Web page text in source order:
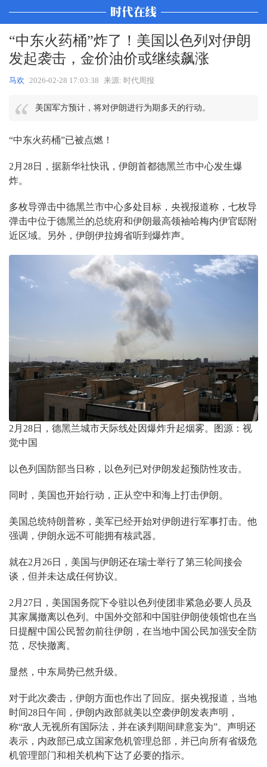
“中东火药桶”炸了！美国以色列对伊朗
发起袭击，金价油价或继续飙涨
马欢 2026-02-28 17:03:38 来源: 时代周报
美国军方预计，将对伊朗进行为期多天的行动。
“中东火药桶”已被点燃！
2月28日，据新华社快讯，伊朗首都德黑兰市中心发生爆
炸。
多枚导弹击中德黑兰市中心多处目标，央视报道称，七枚导
弹击中位于德黑兰的总统府和伊朗最高领袖哈梅内伊官邸附
近区域。另外，伊朗伊拉姆省听到爆炸声。
2月28日，德黑兰城市天际线处因爆炸升起烟雾。图源：视
觉中国
以色列国防部当日称，以色列已对伊朗发起预防性攻击。
同时，美国也开始行动，正从空中和海上打击伊朗。
美国总统特朗普称，美军已经开始对伊朗进行军事打击。他
强调，伊朗永远不可能拥有核武器。
就在2月26日，美国与伊朗还在瑞士举行了第三轮间接会
谈，但并未达成任何协议。
2月27日，美国国务院下令驻以色列使团非紧急必要人员及
其家属撤离以色列。中国外交部和中国驻伊朗使领馆也在当
日提醒中国公民暂勿前往伊朗，在当地中国公民加强安全防
范，尽快撤离。
显然，中东局势已然升级。
对于此次袭击，伊朗方面也作出了回应。据央视报道，当地
时间28日午间，伊朗内政部就美以空袭伊朗发表声明，
称“敌人无视所有国际法，并在谈判期间肆意妄为”。声明还
表示，内政部已成立国家危机管理总部，并已向所有省级危
机管理部门和相关机构下达了必要的指示。